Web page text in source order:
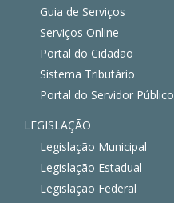
Guia de Serviços
Serviços Online
Portal do Cidadão
Sistema Tributário
Portal do Servidor Público
LEGISLAÇÃO
Legislação Municipal
Legislação Estadual
Legislação Federal